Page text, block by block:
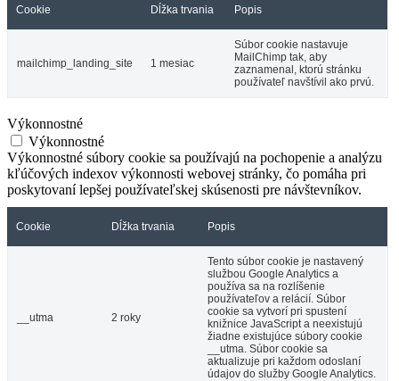
Cookie Dĺžka trvania Popis
mailchimp_landing_site 1 mesiac
Súbor cookie nastavuje
MailChimp tak, aby
zaznamenal, ktorú stránku
používateľ navštívil ako prvú.
Výkonnostné
Výkonnostné
Výkonnostné súbory cookie sa používajú na pochopenie a analýzu
kľúčových indexov výkonnosti webovej stránky, čo pomáha pri
poskytovaní lepšej používateľskej skúsenosti pre návštevníkov.
Cookie Dĺžka trvania Popis
__utma 2 roky
Tento súbor cookie je nastavený
službou Google Analytics a
používa sa na rozlíšenie
používateľov a relácií. Súbor
cookie sa vytvorí pri spustení
knižnice JavaScript a neexistujú
žiadne existujúce súbory cookie
__utma. Súbor cookie sa
aktualizuje pri každom odoslaní
údajov do služby Google Analytics.